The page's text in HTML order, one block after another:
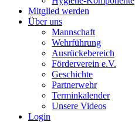
Mitglied werden
Über uns
Mannschaft
Wehrführung
Ausrückebereich
Förderverein e.V.
Geschichte
Partnerwehr
Terminkalender
Unsere Videos
Login